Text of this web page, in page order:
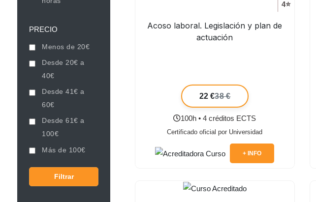
PRECIO
Menos de 20€
Desde 20€ a
40€
Desde 41€ a
60€
Desde 61€ a
100€
Más de 100€
Filtrar
4⭐
Acoso laboral. Legislación y plan de
actuación
22 €38 €
100h • 4 créditos ECTS
Certificado oficial por Universidad
+ INFO